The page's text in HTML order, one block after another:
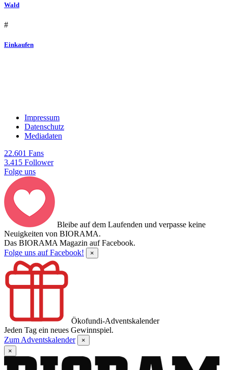
Wald
#
Einkaufen
Impressum
Datenschutz
Mediadaten
22.601 Fans
3.415 Follower
Folge uns
Bleibe auf dem Laufenden und verpasse keine
Neuigkeiten von BIORAMA.
Das BIORAMA Magazin auf Facebook.
Folge uns auf Facebook!
×
Ökofundi-Adventskalender
Jeden Tag ein neues Gewinnspiel.
Zum Adventskalender
×
×